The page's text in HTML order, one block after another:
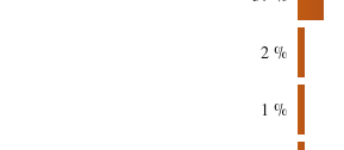
2 %
1 %